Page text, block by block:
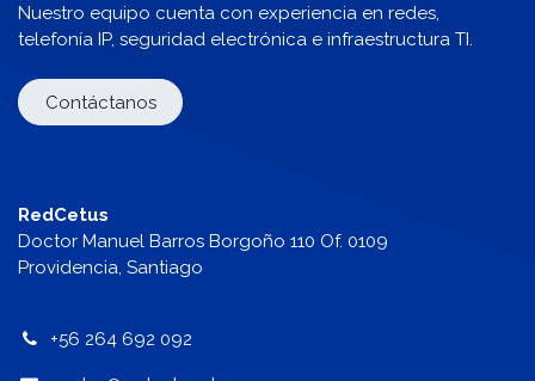
Nuestro equipo cuenta con experiencia en redes,
telefonía IP, seguridad electrónica e infraestructura TI.
Contáctanos
RedCetus
Doctor Manuel Barros Borgoño 110 Of. 0109
Providencia, Santiago
+56 264 692 092